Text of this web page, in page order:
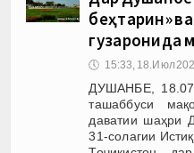
беҳтарин»
гузаронида
🕔 15:33, 18.Июл
ДУШАНБЕ,
ташаббуси
даватии шаҳри
31-солагии